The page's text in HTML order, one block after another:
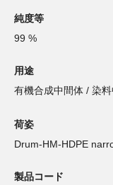
純度等
99 %
用途
有機合成中間体 / 染
荷姿
Drum-HM-HDPE
製品コード